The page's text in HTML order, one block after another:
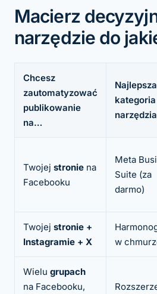
Macierz
narzędzie do
Chcesz
zautomatyzować
publikowanie
na…
Najlepsza
kategoria
narzędzia
Twojej stronie na
Facebooku
Meta
Suite (za
darmo)
Twojej stronie +
Instagramie + X
w
Wielu grupach
na Facebooku,